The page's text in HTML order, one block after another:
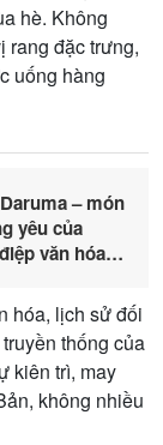
hè. Không
rang đặc trưng,
uống hàng
– món
yêu của
văn hóa
hóa, lịch sử đối
thống của
kiên trì, may
không nhiều